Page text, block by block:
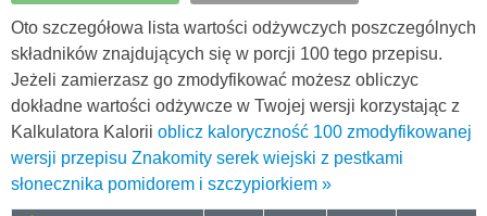
Oto szczegółowa lista wartości odżywczych poszczególnych
składników znajdujących się w porcji 100 tego przepisu.
Jeżeli zamierzasz go zmodyfikować możesz obliczyc
dokładne wartości odżywcze w Twojej wersji korzystając z
Kalkulatora Kalorii oblicz kaloryczność 100 zmodyfikowanej
wersji przepisu Znakomity serek wiejski z pestkami
słonecznika pomidorem i szczypiorkiem »